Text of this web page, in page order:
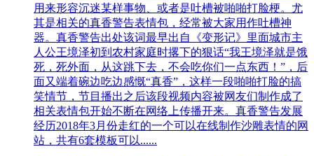
用来形容沉迷某样事物、或者是吐槽被啪啪打脸梗。尤
其是相关的真香警告表情包，经常被大家用作吐槽神
器。真香警告出处该词最早出自《变形记》里面城市主
人公王境泽初到农村家庭时撂下的狠话“我王境泽就是饿
死，死外面，从这跳下去，不会吃你们一点东西！”，后
面又端着碗边吃边感慨“真香”，这样一段啪啪打脸的搞
笑情节，节目播出之后该段视频内容被网友们制作成了
相关表情包开始不断在网络上传播开来。真香警告发展
经历2018年3月份走红的一个可以在线制作沙雕表情的网
站，共有6套模板可以......